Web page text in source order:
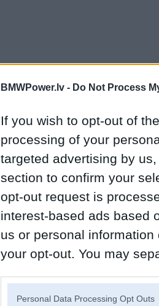
BMWPower.lv - Do Not Process
If you wish to opt-out of
processing of your
targeted advertising by
section to confirm your
opt-out request is
interest-based ads based
us or personal
your opt-out. You may
Personal Data Processing Opt Outs